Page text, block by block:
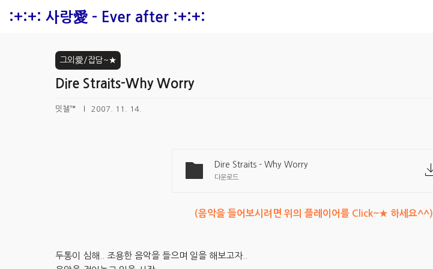
:+:+: 사랑愛 - Ever after :+:+:
그외愛/잡담~★
Dire Straits-Why Worry
밋첼™ 2007. 11. 14.
Dire Straits - Why Worry
다운로드
(음악을 들어보시려면 위의 플레이어를 Click~★ 하세요^^)
두통이 심해.. 조용한 음악을 들으며 일을 해보고자..